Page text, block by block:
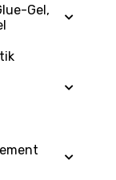
Gel,